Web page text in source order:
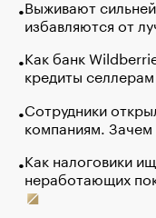
Выживают
избавляются от
Как банк
кредиты
Сотрудники
компаниям. Зачем
Как налоговики
неработающих